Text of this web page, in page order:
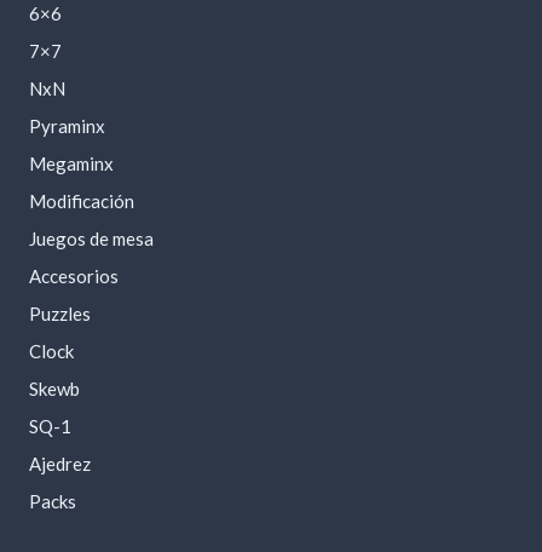
6×6
7×7
NxN
Pyraminx
Megaminx
Modificación
Juegos de mesa
Accesorios
Puzzles
Clock
Skewb
SQ-1
Ajedrez
Packs